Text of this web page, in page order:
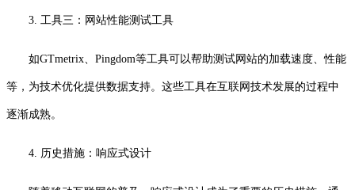
3. 工具三：网站性能测试工具
如GTmetrix、Pingdom等工具可以帮助测试网站的加载速度、性能
等，为技术优化提供数据支持。这些工具在互联网技术发展的过程中
逐渐成熟。
4. 历史措施：响应式设计